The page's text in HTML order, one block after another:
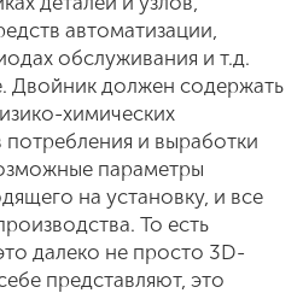
автоматизации,
обслуживания и т.д.
Двойник должен содержать
химических
и выработки
параметры
на установку, и все
То есть
далеко не просто 3D-
представляют, это